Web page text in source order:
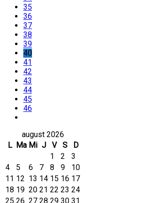
35
36
37
38
39
40
41
42
43
44
45
46
august 2026
L Ma Mi J V S D
1 2
3
4
5 6 7 8 9
10
11 12 13 14 15 16 17
18 19 20 21 22 23 24
25 26 27 28 29 30 31